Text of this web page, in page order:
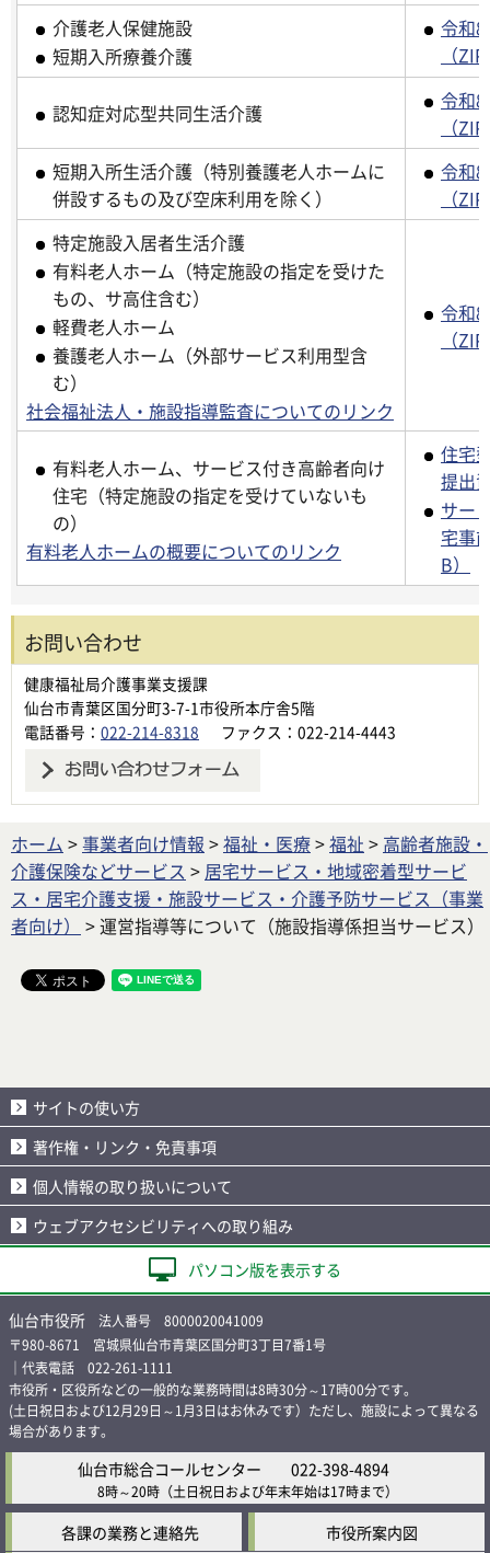
介護老人保健施設
短期入所療養介護
令和
（
認知症対応型共同生活介護
令和
（
短期入所生活介護（特別養護老人ホームに
併設するもの及び空床利用を除く）
令和
（
特定施設入居者生活介護
有料老人ホーム（特定施設の指定を受けた
もの、サ高住含む）
軽費老人ホーム
養護老人ホーム（外部サービス利用型含
む）
社会福祉法人・施設指導監査についてのリンク
令和
（
有料老人ホーム、サービス付き高齢者向け
住宅（特定施設の指定を受けていないも
の）
有料老人ホームの概要についてのリンク
住宅
提出
サー
宅事
B）
お問い合わせ
健康福祉局介護事業支援課
仙台市青葉区国分町3-7-1市役所本庁舎5階
電話番号： 022-214-8318 ファクス：022-214-4443
ホーム >事業者向け情報 >福祉・医療>福祉 > 高齢者施設・
介護保険などサービス > 居宅サービス・地域密着型サービ
ス・居宅介護支援・施設サービス・介護予防サービス（事業
者向け）
> 運営指導等について（施設指導係担当サービス）
サイトの使い方
著作権・リンク・免責事項
個人情報の取り扱いについて
ウェブアクセシビリティへの取り組み
パソコン版を表示する
仙台市役所 法人番号 8000020041009
〒980-8671 宮城県仙台市青葉区国分町3丁目7番1号
｜代表電話 022-261-1111
市役所・区役所などの一般的な業務時間は8時30分～17時00分です。
(土日祝日および12月29日～1月3日はお休みです）ただし、施設によって異なる
場合があります。
仙台市総合コールセンター 022-398-4894
8時～20時 （土日祝日および年末年始は17時まで）
各課の業務と連絡先 市役所案内図